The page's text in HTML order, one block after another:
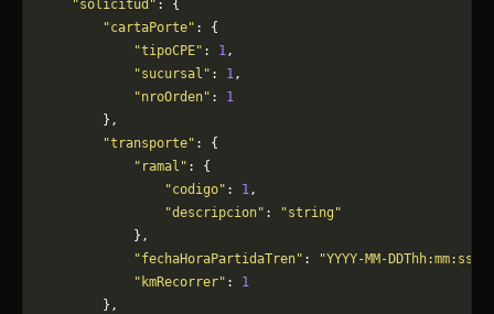
    "solicitud"
: {
        "cartaPorte"
: {
            "tipoCPE"
: 1,
            "sucursal"
: 1,
            "nroOrden"
: 1
        },
        "transporte"
: {
            "ramal"
: {
                "codigo"
: 1,
                "descripcion"
:
"string"
            },
            "fechaHoraPartidaTren"
: "YYYY-MM-DDThh:mm:ss"
            "kmRecorrer"
: 1
        },